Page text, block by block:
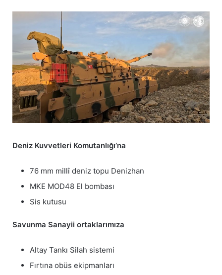
Deniz Kuvvetleri Komutanlığı’na
76 mm millî deniz topu Denizhan
MKE MOD48 El bombası
Sis kutusu
Savunma Sanayii ortaklarımıza
Altay Tankı Silah sistemi
Fırtına obüs ekipmanları